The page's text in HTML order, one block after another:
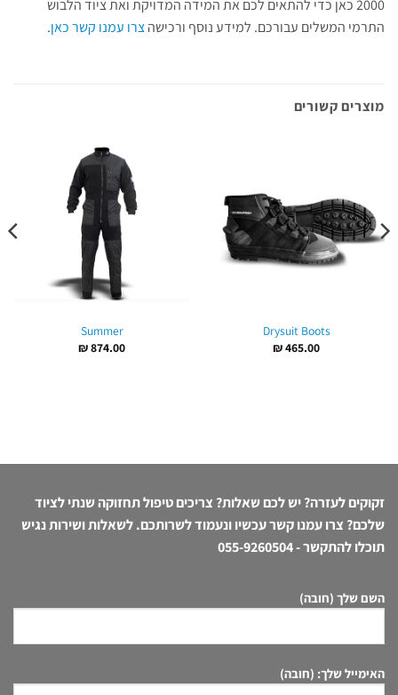
2000 כאן כדי להתאים לכם את המידה המדויקת ואת ציוד הלבוש
התרמי המשלים עבורכם. למידע נוסף ורכישהצרו עמנו קשר כאן.
מוצרים קשורים
Drysuit Boots
₪465.00
Summer
₪874.00
זקוקים לעזרה? יש לכם שאלות? צריכים טיפול תחזוקה שנתי לציוד
שלכם? צרו עמנו קשר עכשיו ונעמוד לשרותכם. לשאלות ושירות נגיש
תוכלו להתקשר -055-9260504
השם שלך (חובה)
האימייל שלך: (חובה)